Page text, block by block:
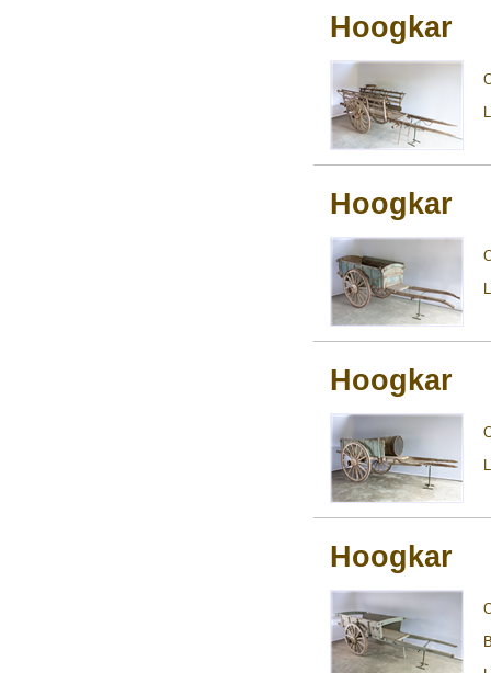
Hoogkar
Hoogkar
Hoogkar
Hoogkar